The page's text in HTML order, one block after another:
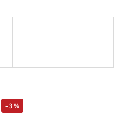
–3 %